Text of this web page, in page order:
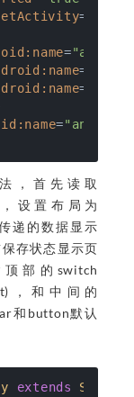
=
=
=
=
=
，首先读取
，设置布局为
递的数据显示
存状态显示页
顶部的switch
，和中间的
和button默认
extends